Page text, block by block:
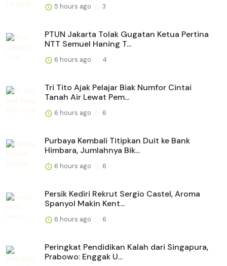
5 hours ago 3
PTUN Jakarta Tolak Gugatan Ketua Pertina
NTT Semuel Haning T...
6 hours ago 4
Tri Tito Ajak Pelajar Biak Numfor Cintai
Tanah Air Lewat Pem...
6 hours ago 6
Purbaya Kembali Titipkan Duit ke Bank
Himbara, Jumlahnya Bik...
6 hours ago 6
Persik Kediri Rekrut Sergio Castel, Aroma
Spanyol Makin Kent...
6 hours ago 6
Peringkat Pendidikan Kalah dari Singapura,
Prabowo: Enggak U...